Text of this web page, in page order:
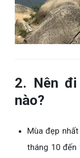
2. Nên đi
nào?
Mùa đẹp
tháng 10 đến